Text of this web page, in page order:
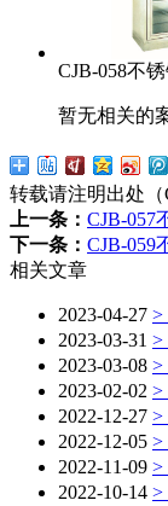
CJB-058不
暂无相关的
转载请注明出处（
上一条： CJB-057
下一条： CJB-059
相关文章
2023-04-27 >
2023-03-31 >
2023-03-08 >
2023-02-02 >
2022-12-27 >
2022-12-05 >
2022-11-09 >
2022-10-14 >